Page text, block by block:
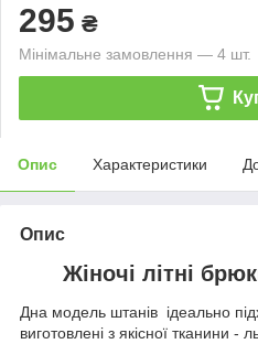
295 ₴
Мінімальне замовлення — 4 шт.
Опис Характеристики
Опис
Жіночі літні
Дна модель штанів ідеально
виготовлені з якісної тканини -